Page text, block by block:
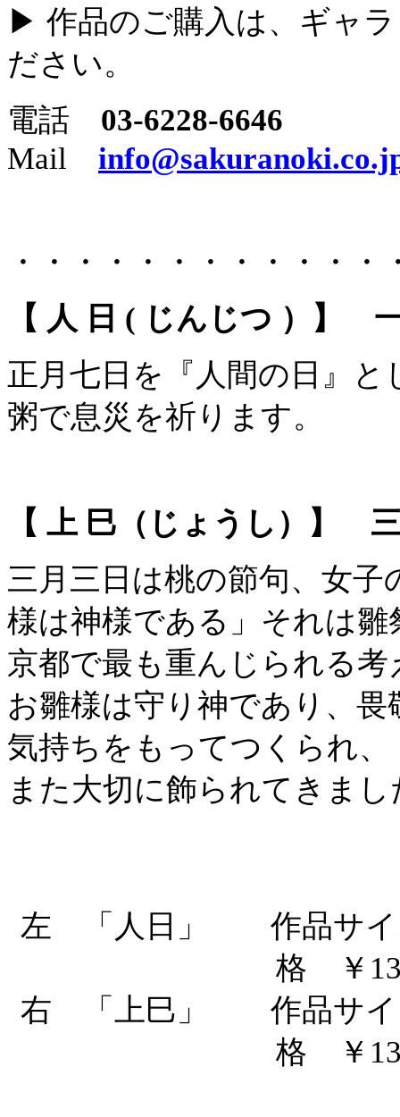
▶ 作品のご購入は、ギャ
ださい。
電話 03-6228-6646
Mail
・・・・・・・・・・・
【 人 日 ( じんじつ ）】
正月七日を『人間の日』
粥で息災を祈ります。
【 上 巳（じょうし）】
三月三日は桃の節句、女
様は神様である」それは
京都で最も重んじられる考
お雛様は守り神であり、
気持ちをもってつくられ、
また大切に飾られてきまし
左 「人日」 作品サイ
格 ￥
右 「上巳」
作品サ
格 ￥